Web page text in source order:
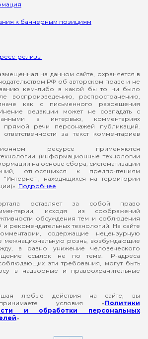
к баннерным позициям
релизы
на данном сайте, охраняется в
РФ об авторском праве и не
кем-либо в какой бы то ни было
воспроизведению, распространению,
как с письменного разрешения
редакции может не совпадать с
в интервью, комментариях
прямой речи персонажей публикаций.
за текст комментариев
ресурсе применяются
(информационные технологии
на основе сбора, систематизации
относящихся к предпочтениям
"Интернет", находящихся на территории
Подробнее
оставляет за собой право
исходя из соображений
обсуждения тем и соблюдения
и рекомендательных технологий. На сайте
содержащие нецензурную
межнациональную рознь, возбуждающие
а равно унижение человеческого
ссылок не по теме. IP-адреса
эти требования, могут быть
в надзорные и правоохранительные
любые действия на сайте, вы
принимаете условия «Политики
и обработки персональных
»